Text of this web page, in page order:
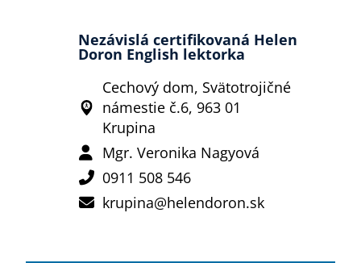
Nezávislá certifikovaná Helen
Doron English lektorka
Cechový dom, Svätotrojičné
námestie č.6, 963 01
Krupina
Mgr. Veronika Nagyová
0911 508 546
krupina@helendoron.sk